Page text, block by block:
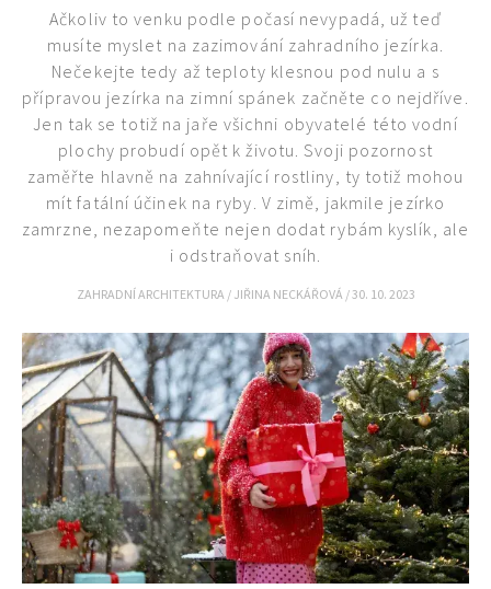
Ačkoliv to venku podle počasí nevypadá, už teď
musíte myslet na zazimování zahradního jezírka.
Nečekejte tedy až teploty klesnou pod nulu a s
přípravou jezírka na zimní spánek začněte co nejdříve.
Jen tak se totiž na jaře všichni obyvatelé této vodní
plochy probudí opět k životu. Svoji pozornost
zaměřte hlavně na zahnívající rostliny, ty totiž mohou
mít fatální účinek na ryby. V zimě, jakmile jezírko
zamrzne, nezapomeňte nejen dodat rybám kyslík, ale
i odstraňovat sníh.
ZAHRADNÍ ARCHITEKTURA / JIŘINA NECKÁŘOVÁ /30. 10. 2023